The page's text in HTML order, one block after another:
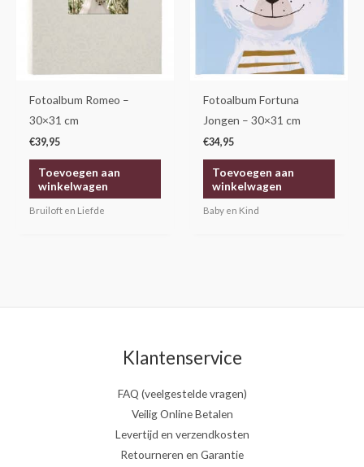
Fotoalbum Romeo –
30×31 cm
€39,95
Toevoegen aan
winkelwagen
Bruiloft en Liefde
Fotoalbum Fortuna
Jongen – 30×31 cm
€34,95
Toevoegen aan
winkelwagen
Baby en Kind
Klantenservice
FAQ (veelgestelde vragen)
Veilig Online Betalen
Levertijd en verzendkosten
Retourneren en Garantie